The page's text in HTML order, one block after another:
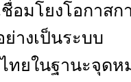
อมโยงโอกาส
อย่างเป็นระบ
ทยในฐานะจุด